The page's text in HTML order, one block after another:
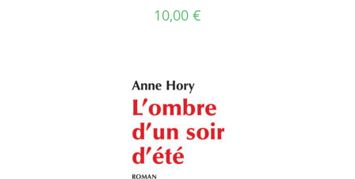
10,00 €